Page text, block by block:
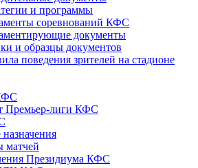
и программы
соревнований КФС
документы
и образцы документов
поведения зрителей на стадионе
Премьер-лиги КФС
матчей
Президиума КФС